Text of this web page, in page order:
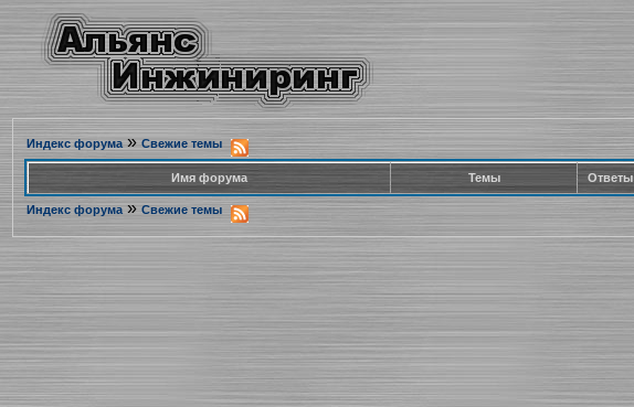
Индекс форума» Свежие темы
Имя форума Темы Ответы
Индекс форума » Свежие темы